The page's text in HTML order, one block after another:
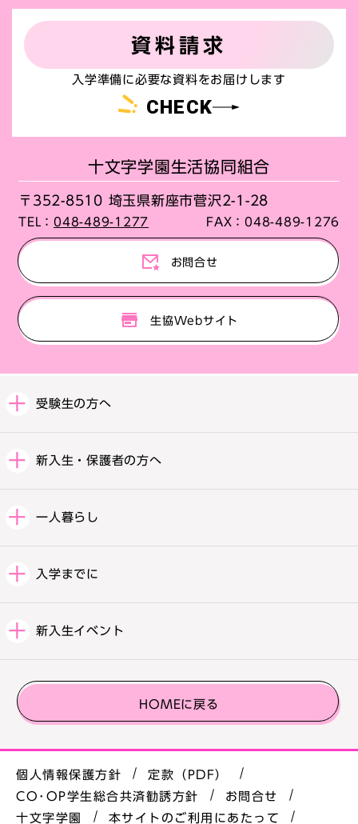
資料請求
入学準備に必要な資料をお届けします
CHECK
十文字学園生活協同組合
〒352-8510 埼玉県新座市菅沢2-1-28
TEL： 048-489-1277 FAX： 048-489-1276
お問合せ
生協Webサイト
受験生の方へ
新入生・保護者の方へ
一人暮らし
入学までに
新入生イベント
HOMEに戻る
個人情報保護方針
定款（PDF）
CO･OP学生総合共済勧誘方針
お問合せ
十文字学園
本サイトのご利用にあたって